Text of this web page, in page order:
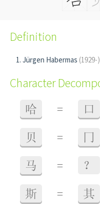
Definition
Jürgen Habermas (1929-)
Character
哈 = 口
贝 = 冂
马 = ？
斯 = 其